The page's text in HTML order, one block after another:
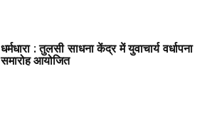
धर्मधारा : तुलसी साधना केंद्र में युवाचार्य वर्धापना
समारोह आयोजित